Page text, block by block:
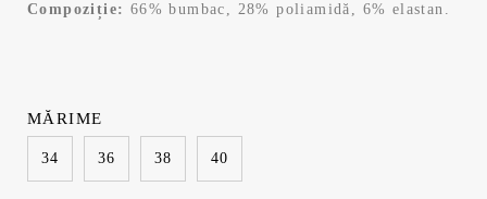
Compoziție: 66% bumbac, 28% poliamidă, 6% elastan.
34 36 38 40
MĂRIME